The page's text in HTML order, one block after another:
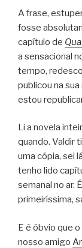
A frase,
fosse
capítulo de
a sensacional
tempo,
publicou na
estou
Li a novela
quando. Valdir
uma cópia, sei
tenho lido
semanal no ar.
primeiríssima,
E é óbvio que
nosso amigo